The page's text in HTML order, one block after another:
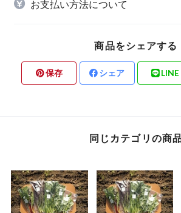
お支払い方法について
商品をシェアする
保存 シェア LINE
同じカテゴリの商